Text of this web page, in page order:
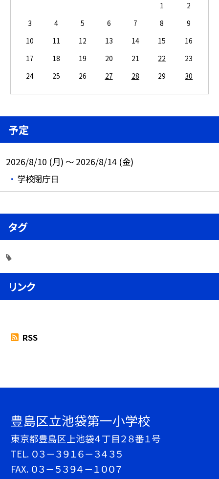
1
2
3
4 5 6 7 8
9
10
11 12 13 14 15
16
17
18 19 20 21 22
23
24
25 26 27 28 29 30
予定
2026/8/10 (月) ～ 2026/8/14 (金)
学校閉庁日
タグ
リンク
RSS
豊島区立池袋第一小学校
東京都豊島区上池袋４丁目２８番１号
TEL. ０３－３９１６－３４３５
FAX. ０３－５３９４－１００７